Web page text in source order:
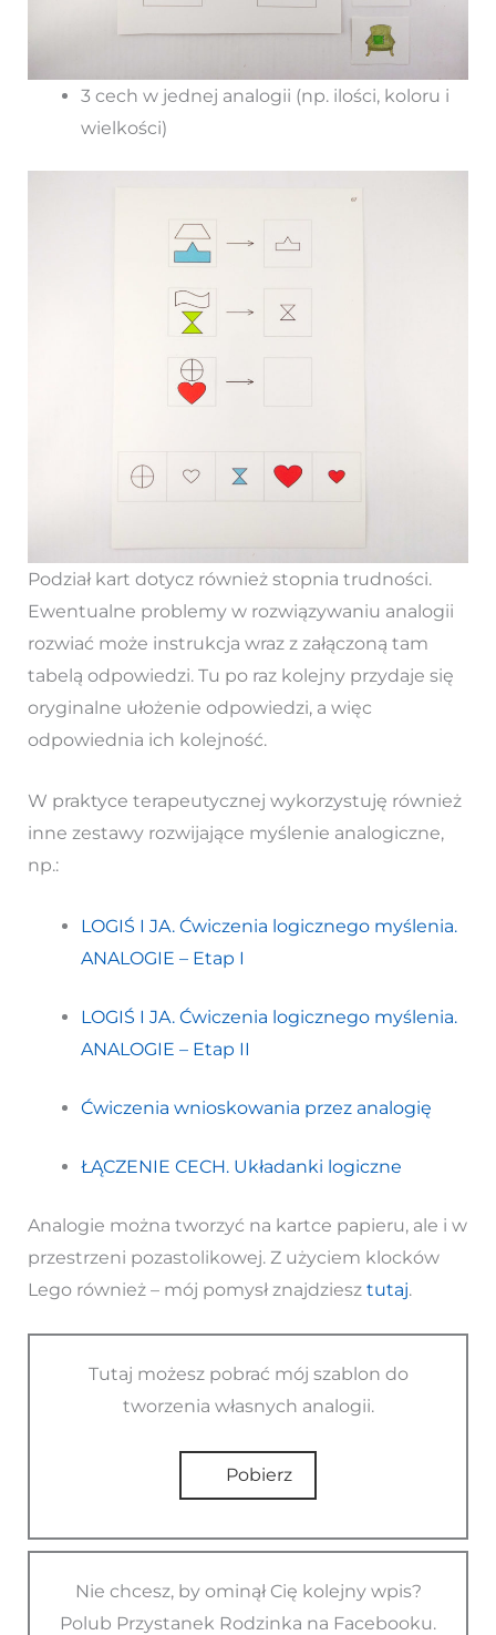
3 cech w jednej analogii (np. ilości, koloru i
wielkości)
Podział kart dotycz również stopnia trudności.
Ewentualne problemy w rozwiązywaniu analogii
rozwiać może instrukcja wraz z załączoną tam
tabelą odpowiedzi. Tu po raz kolejny przydaje się
oryginalne ułożenie odpowiedzi, a więc
odpowiednia ich kolejność.
W praktyce terapeutycznej wykorzystuję również
inne zestawy rozwijające myślenie analogiczne,
np.:
LOGIŚ I JA. Ćwiczenia logicznego myślenia.
ANALOGIE – Etap I
LOGIŚ I JA. Ćwiczenia logicznego myślenia.
ANALOGIE – Etap II
Ćwiczenia wnioskowania przez analogię
ŁĄCZENIE CECH. Układanki logiczne
Analogie można tworzyć na kartce papieru, ale i w
przestrzeni pozastolikowej. Z użyciem klocków
Lego również – mój pomysł znajdziesz tutaj.
Tutaj możesz pobrać mój szablon do
tworzenia własnych analogii.
Pobierz
Nie chcesz, by ominął Cię kolejny wpis?
Polub Przystanek Rodzinka na Facebooku.